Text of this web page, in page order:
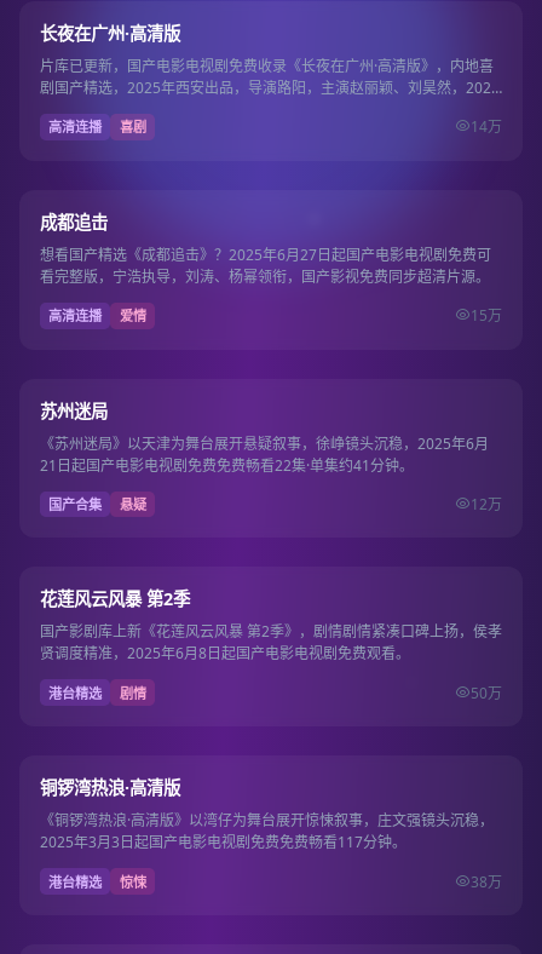
9.6
长夜在广州·高清版
片库已更新，国产电影电视剧免费收录《长夜在广州·高清版》，内地喜
剧国产精选，2025年西安出品，导演路阳，主演赵丽颖、刘昊然，2025
年10月5…
高清连播 喜剧 14万
8.2
成都追击
想看国产精选《成都追击》？2025年6月27日起国产电影电视剧免费可
看完整版，宁浩执导，刘涛、杨幂领衔，国产影视免费同步超清片源。
高清连播 爱情 15万
8.1
苏州迷局
《苏州迷局》以天津为舞台展开悬疑叙事，徐峥镜头沉稳，2025年6月
21日起国产电影电视剧免费免费畅看22集·单集约41分钟。
国产合集 悬疑 12万
7.7
花莲风云风暴 第2季
国产影剧库上新《花莲风云风暴 第2季》，剧情剧情紧凑口碑上扬，侯孝
贤调度精准，2025年6月8日起国产电影电视剧免费观看。
港台精选 剧情 50万
7.7
铜锣湾热浪·高清版
《铜锣湾热浪·高清版》以湾仔为舞台展开惊悚叙事，庄文强镜头沉稳，
2025年3月3日起国产电影电视剧免费免费畅看117分钟。
港台精选 惊悚 38万